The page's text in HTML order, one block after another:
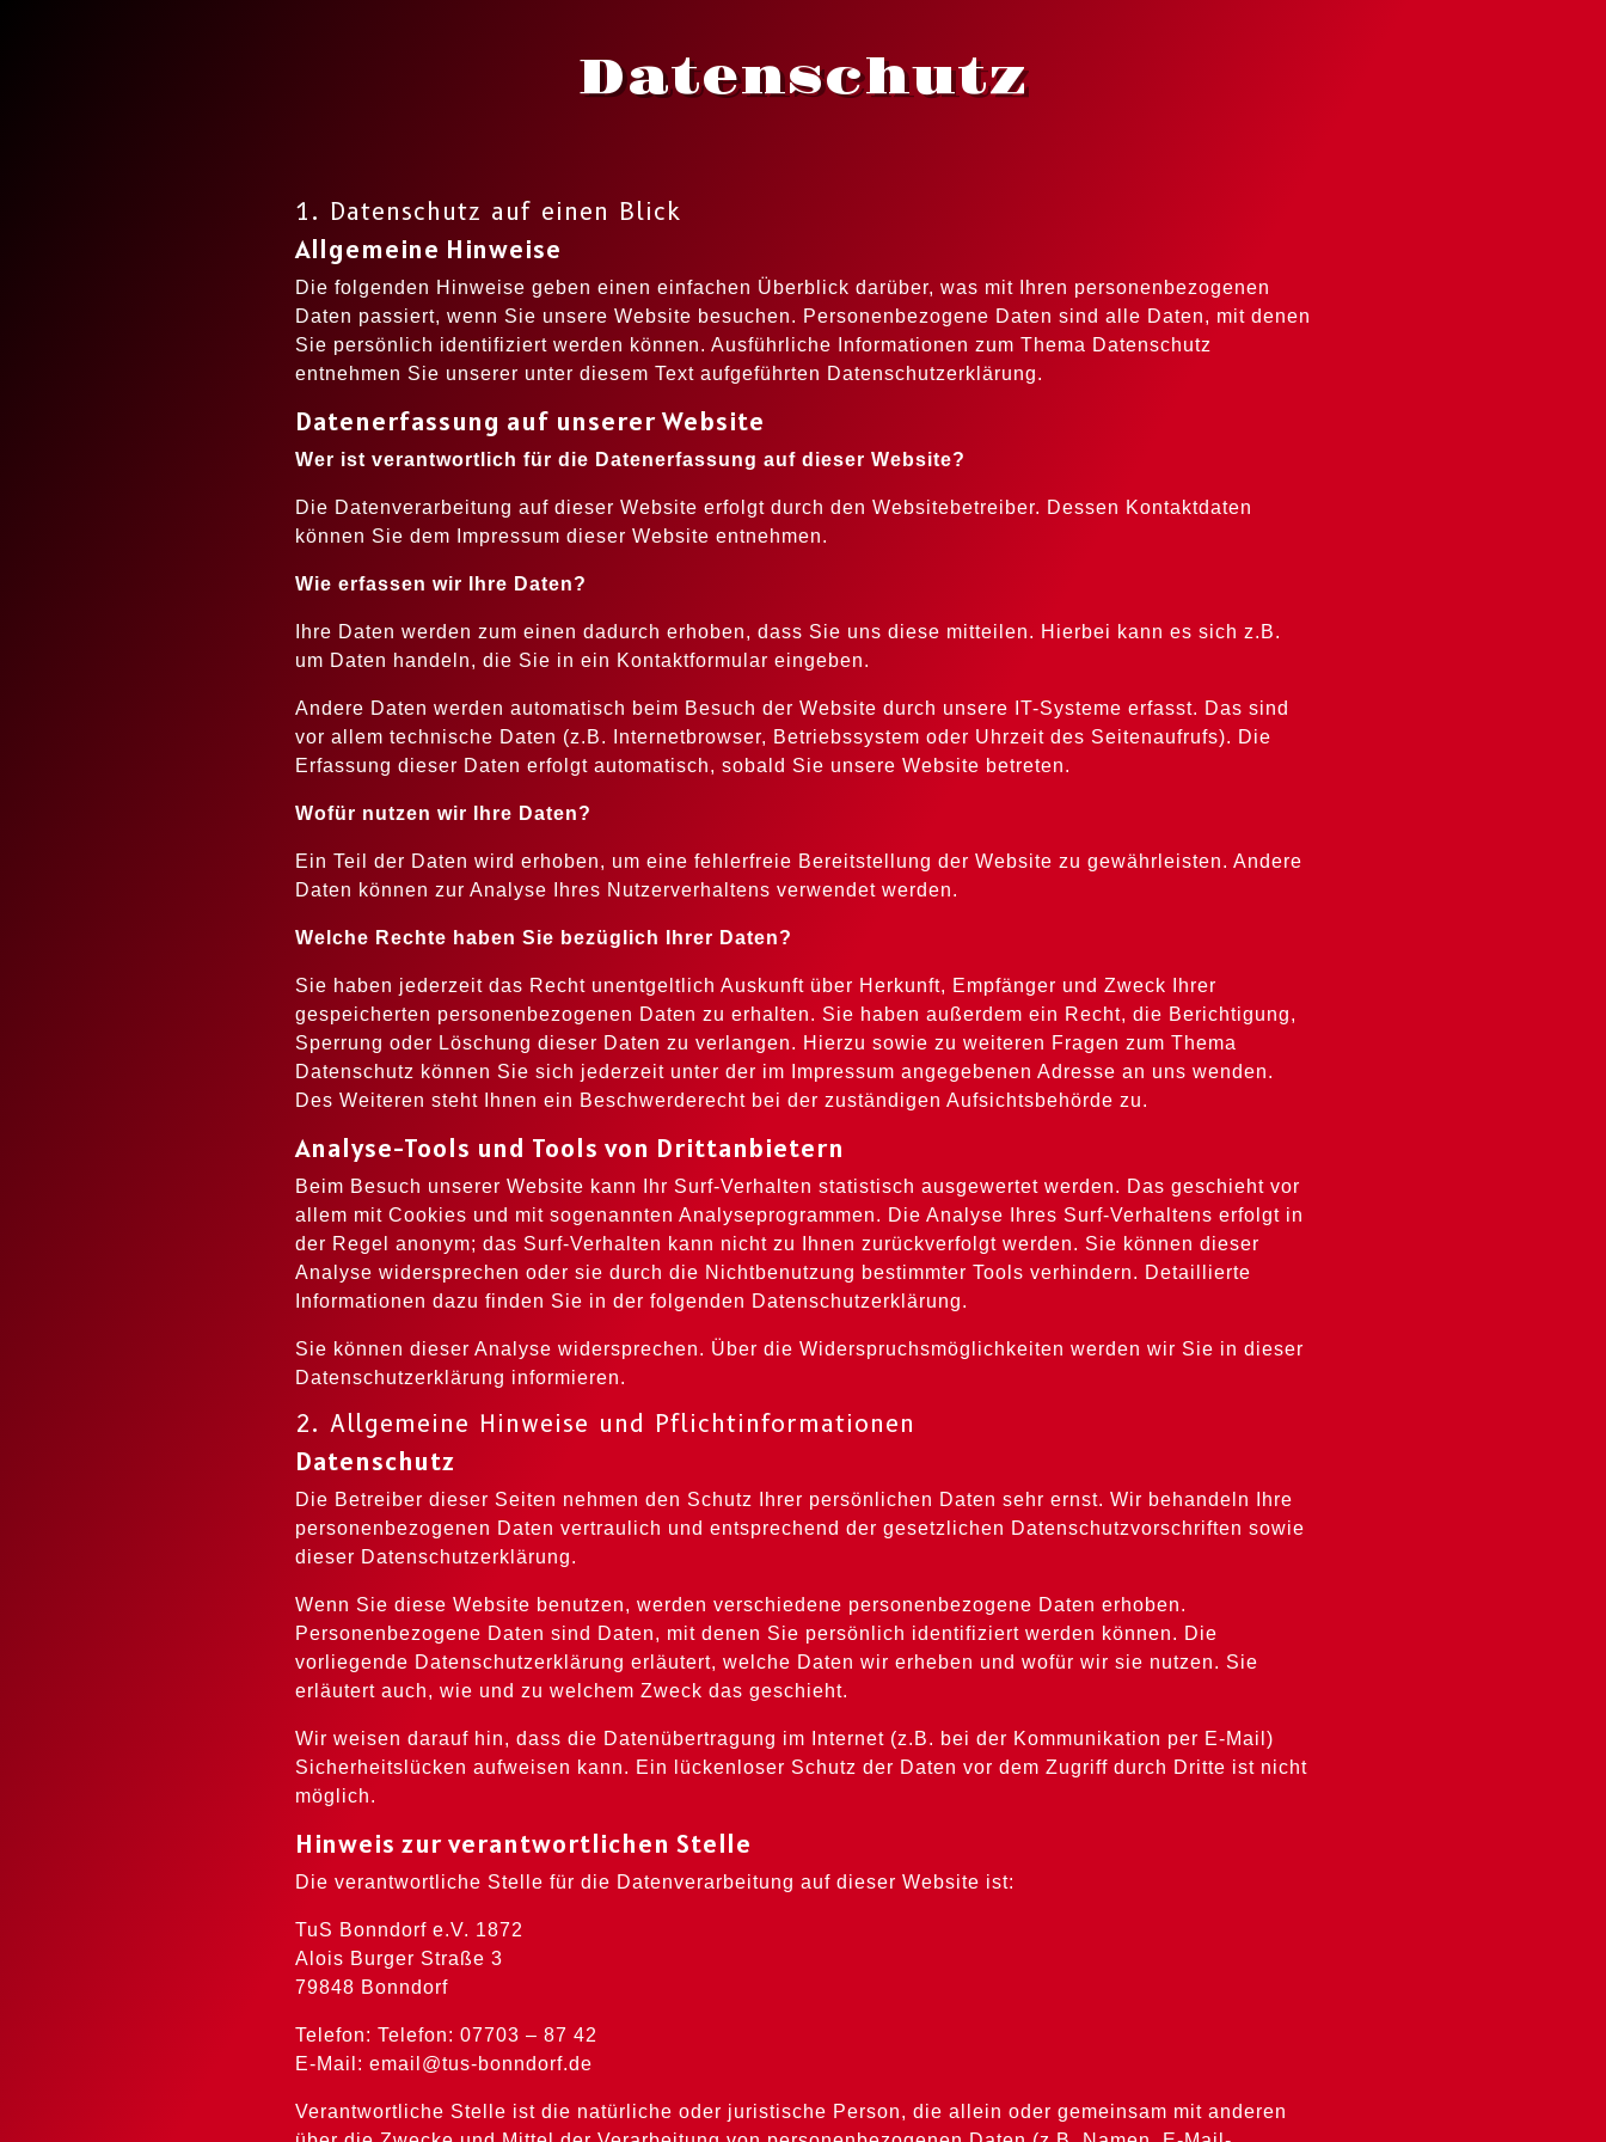
Datenschutz
1. Datenschutz auf einen Blick
Allgemeine Hinweise
Die folgenden Hinweise geben einen einfachen Überblick darüber, was mit Ihren personenbezogenen
Daten passiert, wenn Sie unsere Website besuchen. Personenbezogene Daten sind alle Daten, mit denen
Sie persönlich identifiziert werden können. Ausführliche Informationen zum Thema Datenschutz
entnehmen Sie unserer unter diesem Text aufgeführten Datenschutzerklärung.
Datenerfassung auf unserer Website
Wer ist verantwortlich für die Datenerfassung auf dieser Website?
Die Datenverarbeitung auf dieser Website erfolgt durch den Websitebetreiber. Dessen Kontaktdaten
können Sie dem Impressum dieser Website entnehmen.
Wie erfassen wir Ihre Daten?
Ihre Daten werden zum einen dadurch erhoben, dass Sie uns diese mitteilen. Hierbei kann es sich z.B.
um Daten handeln, die Sie in ein Kontaktformular eingeben.
Andere Daten werden automatisch beim Besuch der Website durch unsere IT-Systeme erfasst. Das sind
vor allem technische Daten (z.B. Internetbrowser, Betriebssystem oder Uhrzeit des Seitenaufrufs). Die
Erfassung dieser Daten erfolgt automatisch, sobald Sie unsere Website betreten.
Wofür nutzen wir Ihre Daten?
Ein Teil der Daten wird erhoben, um eine fehlerfreie Bereitstellung der Website zu gewährleisten. Andere
Daten können zur Analyse Ihres Nutzerverhaltens verwendet werden.
Welche Rechte haben Sie bezüglich Ihrer Daten?
Sie haben jederzeit das Recht unentgeltlich Auskunft über Herkunft, Empfänger und Zweck Ihrer
gespeicherten personenbezogenen Daten zu erhalten. Sie haben außerdem ein Recht, die Berichtigung,
Sperrung oder Löschung dieser Daten zu verlangen. Hierzu sowie zu weiteren Fragen zum Thema
Datenschutz können Sie sich jederzeit unter der im Impressum angegebenen Adresse an uns wenden.
Des Weiteren steht Ihnen ein Beschwerderecht bei der zuständigen Aufsichtsbehörde zu.
Analyse-Tools und Tools von Drittanbietern
Beim Besuch unserer Website kann Ihr Surf-Verhalten statistisch ausgewertet werden. Das geschieht vor
allem mit Cookies und mit sogenannten Analyseprogrammen. Die Analyse Ihres Surf-Verhaltens erfolgt in
der Regel anonym; das Surf-Verhalten kann nicht zu Ihnen zurückverfolgt werden. Sie können dieser
Analyse widersprechen oder sie durch die Nichtbenutzung bestimmter Tools verhindern. Detaillierte
Informationen dazu finden Sie in der folgenden Datenschutzerklärung.
Sie können dieser Analyse widersprechen. Über die Widerspruchsmöglichkeiten werden wir Sie in dieser
Datenschutzerklärung informieren.
2. Allgemeine Hinweise und Pflichtinformationen
Datenschutz
Die Betreiber dieser Seiten nehmen den Schutz Ihrer persönlichen Daten sehr ernst. Wir behandeln Ihre
personenbezogenen Daten vertraulich und entsprechend der gesetzlichen Datenschutzvorschriften sowie
dieser Datenschutzerklärung.
Wenn Sie diese Website benutzen, werden verschiedene personenbezogene Daten erhoben.
Personenbezogene Daten sind Daten, mit denen Sie persönlich identifiziert werden können. Die
vorliegende Datenschutzerklärung erläutert, welche Daten wir erheben und wofür wir sie nutzen. Sie
erläutert auch, wie und zu welchem Zweck das geschieht.
Wir weisen darauf hin, dass die Datenübertragung im Internet (z.B. bei der Kommunikation per E-Mail)
Sicherheitslücken aufweisen kann. Ein lückenloser Schutz der Daten vor dem Zugriff durch Dritte ist nicht
möglich.
Hinweis zur verantwortlichen Stelle
Die verantwortliche Stelle für die Datenverarbeitung auf dieser Website ist:
TuS Bonndorf e.V. 1872
Alois Burger Straße 3
79848 Bonndorf
Telefon: Telefon: 07703 – 87 42
E-Mail: email@tus-bonndorf.de
Verantwortliche Stelle ist die natürliche oder juristische Person, die allein oder gemeinsam mit anderen